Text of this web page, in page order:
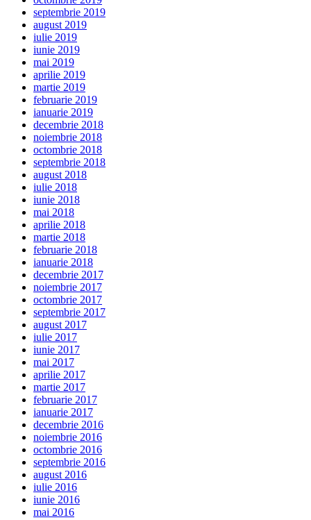
septembrie 2019
august 2019
iulie 2019
iunie 2019
mai 2019
aprilie 2019
martie 2019
februarie 2019
ianuarie 2019
decembrie 2018
noiembrie 2018
octombrie 2018
septembrie 2018
august 2018
iulie 2018
iunie 2018
mai 2018
aprilie 2018
martie 2018
februarie 2018
ianuarie 2018
decembrie 2017
noiembrie 2017
octombrie 2017
septembrie 2017
august 2017
iulie 2017
iunie 2017
mai 2017
aprilie 2017
martie 2017
februarie 2017
ianuarie 2017
decembrie 2016
noiembrie 2016
octombrie 2016
septembrie 2016
august 2016
iulie 2016
iunie 2016
mai 2016